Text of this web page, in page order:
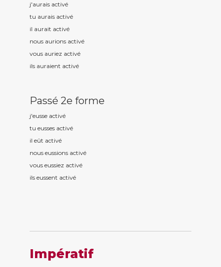
j'aurais activé
tu aurais activé
il aurait activé
nous aurions activé
vous auriez activé
ils auraient activé
Passé 2e forme
j'eusse activé
tu eusses activé
il eût activé
nous eussions activé
vous eussiez activé
ils eussent activé
Impératif